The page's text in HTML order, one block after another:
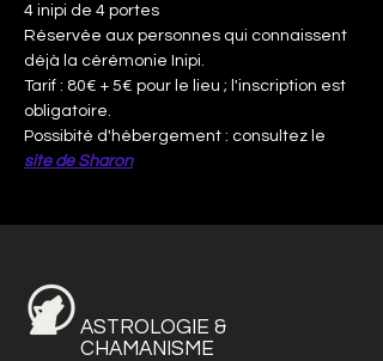
4 inipi de 4 portes
Réservée aux personnes qui connaissent
déjà la cérémonie Inipi.
Tarif : 80€ + 5€ pour le lieu ; l'inscription est
obligatoire.
Possibité d'hébergement : consultez le
site de Sharon
ASTROLOGIE &
CHAMANISME